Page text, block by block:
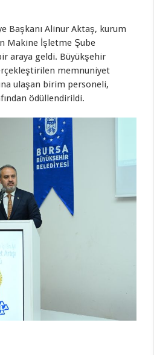
Başkanı Alinur Aktaş, kurum
Makine İşletme Şube
araya geldi. Büyükşehir
memnuniyet
ulaşan birim personeli,
ödüllendirildi.